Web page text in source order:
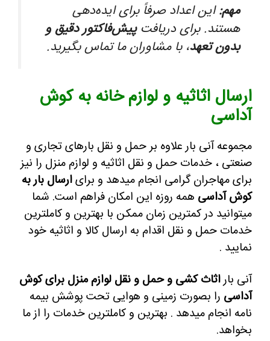
مهم:این اعداد صرفاً برای ایده‌دهی
هستند. برای دریافتپیش‌فاکتور دقیق و
بدون تعهد، با مشاوران ما تماس بگیرید.
ارسال اثاثیه و لوازم خانه به کوش
آداسی
مجموعه آنی بار علاوه بر حمل و نقل بارهای تجاری و
صنعتی ، خدمات حمل و نقل اثاثیه و لوازم منزل را نیز
برای مهاجران گرامی انجام میدهد و برایارسال بار به
کوش آداسی همه روزه این امکان فراهم است. شما
میتوانید در کمترین زمان ممکن با بهترین و کاملترین
خدمات حمل و نقل اقدام به ارسال کالا و اثاثیه خود
نمایید .
آنی باراثاث کشی و حمل و نقل لوازم منزل برای کوش
آداسی را بصورت زمینی و هوایی تحت پوشش بیمه
نامه انجام میدهد . بهترین و کاملترین خدمات را از ما
بخواهد.